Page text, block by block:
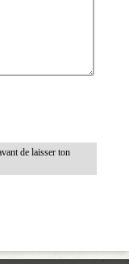
de laisser ton